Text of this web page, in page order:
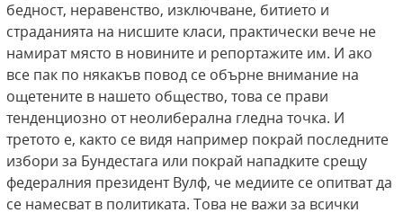
бедност, неравенство, изключване, битието и
страданията на нисшите класи, практически вече не
намират място в новините и репортажите им. И ако
все пак по някакъв повод се обърне внимание на
ощетените в нашето общество, това се прави
тенденциозно от неолиберална гледна точка. И
третото е, както се видя например покрай последните
избори за Бундестага или покрай нападките срещу
федералния президент Вулф, че медиите се опитват да
се намесват в политиката. Това не важи за всички